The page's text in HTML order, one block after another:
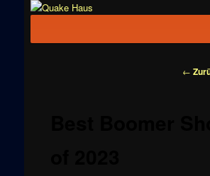
News zu
←